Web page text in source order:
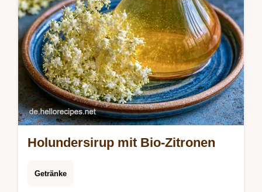
Holundersirup mit Bio-Zitronen
Getränke